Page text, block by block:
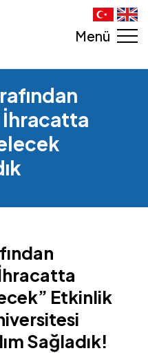
Menü
Etkinlik
Sağladık!